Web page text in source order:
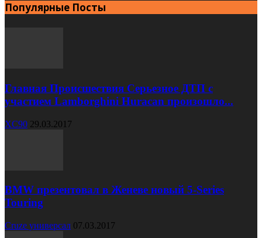
Популярные Посты
Главная Происшествия Серьезное ДТП с
участием Lamborghini Huracan произошло...
XC90 29.03.2017
BMW презентовал в Женеве новый 5-Series
Touring
Cruze универсал 07.03.2017